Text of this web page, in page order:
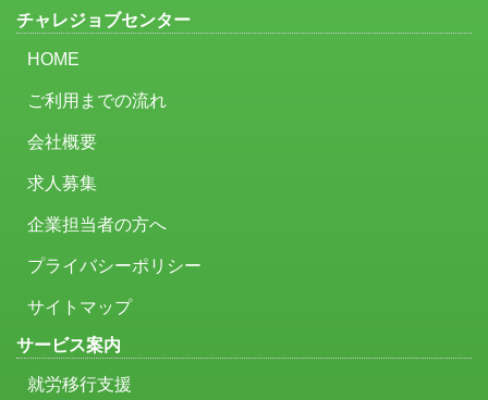
チャレジョブセンター
HOME
ご利用までの流れ
会社概要
求人募集
企業担当者の方へ
プライバシーポリシー
サイトマップ
サービス案内
就労移行支援